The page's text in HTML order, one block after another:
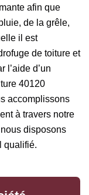
afin que
de la grêle,
il est
de toiture et
l’aide d’un
40120
accomplissons
à travers notre
disposons
qualifié.